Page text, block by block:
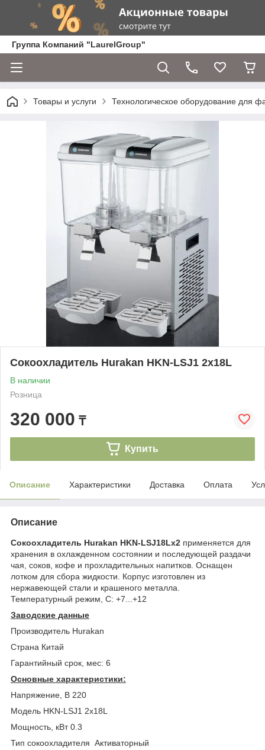
Группа Компаний "LaurelGroup"
Товары и услуги Технологическое оборудование для
Сокоохладитель Hurakan HKN-LSJ1 2x18L
В наличии
Розница
320 000 ₸
Купить
Описание Характеристики Доставка Оплата
Описание
Сокоохладитель Hurakan HKN-LSJ18Lx2 применяется для
хранения в охлажденном состоянии и последующей раздачи
чая, соков, кофе и прохладительных напитков. Оснащен
лотком для сбора жидкости. Корпус изготовлен из
нержавеющей стали и крашеного металла.
Температурный режим, C: +7...+12
Заводские данные
Производитель Hurakan
Страна Китай
Гарантийный срок, мес: 6
Основные характеристики:
Напряжение, В 220
Модель HKN-LSJ1 2x18L
Мощность, кВт 0.3
Тип сокоохладителя Активаторный